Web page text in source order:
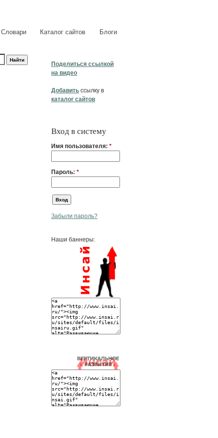
Словари Каталог сайтов Блоги
Поделиться ссылкой
на видео
Добавить ссылку в
каталог сайтов
Вход в систему
Имя пользователя: *
Пароль: *
Забыли пароль?
Наши баннеры: